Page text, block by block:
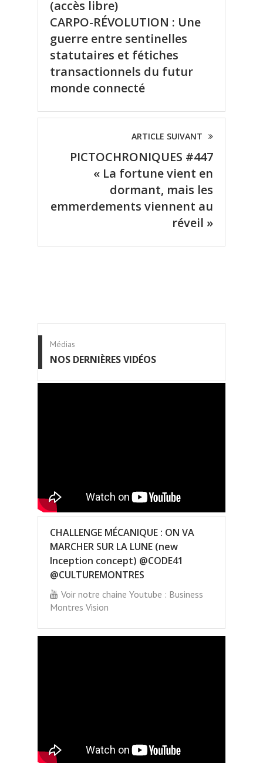
(accès libre)
CARPO-RÉVOLUTION : Une
guerre entre sentinelles
statutaires et fétiches
transactionnels du futur
monde connecté
ARTICLE SUIVANT
PICTOCHRONIQUES #447
« La fortune vient en
dormant, mais les
emmerdements viennent au
réveil »
Médias
NOS DERNIÈRES VIDÉOS
CHALLENGE MÉCANIQUE : ON VA
MARCHER SUR LA LUNE (new
Inception concept) @CODE41
@CULTUREMONTRES
Voir notre chaine Youtube : Business
Montres Vision